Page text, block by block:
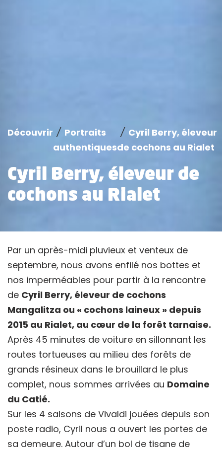
Découvrir / Portraits
authentiques
/ Cyril Berry, éleveur
de cochons au Rialet
Cyril Berry, éleveur de
cochons au Rialet
Par un après-midi pluvieux et venteux de
septembre, nous avons enfilé nos bottes et
nos imperméables pour partir à la rencontre
de Cyril Berry, éleveur de cochons
Mangalitza ou « cochons laineux » depuis
2015 au Rialet, au cœur de la forêt tarnaise.
Après 45 minutes de voiture en sillonnant les
routes tortueuses au milieu des forêts de
grands résineux dans le brouillard le plus
complet, nous sommes arrivées au Domaine
du Catié.
Sur les 4 saisons de Vivaldi jouées depuis son
poste radio, Cyril nous a ouvert les portes de
sa demeure. Autour d’un bol de tisane de